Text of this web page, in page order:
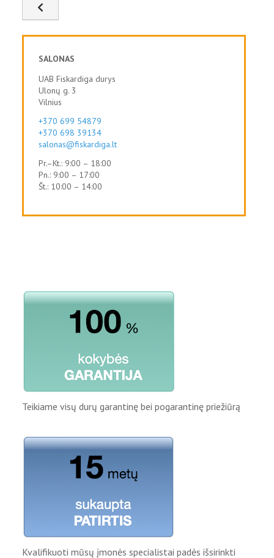
Ankstesnis straipsnis: FSD-48
SALONAS
UAB Fiskardiga durys
Ulonų g. 3
Vilnius
+370 699 54879
+370 698 39134
salonas@fiskardiga.lt
Pr.–Kt.: 9:00 – 18:00
Pn.: 9:00 – 17:00
Št.: 10:00 – 14:00
Teikiame visų durų garantinę bei pogarantinę priežiūrą
Kvalifikuoti mūsų įmonės specialistai padės išsirinkti